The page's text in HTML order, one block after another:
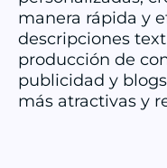
manera rápida y
descripciones
producción de
publicidad y
más atractivas y